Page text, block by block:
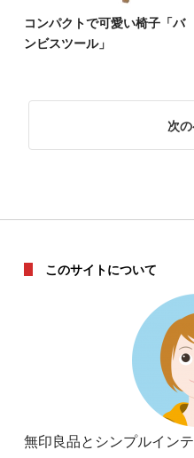
コンパクトで可愛い椅子「バ
ンビスツール」
次
このサイトについて
無印良品とシンプルイン